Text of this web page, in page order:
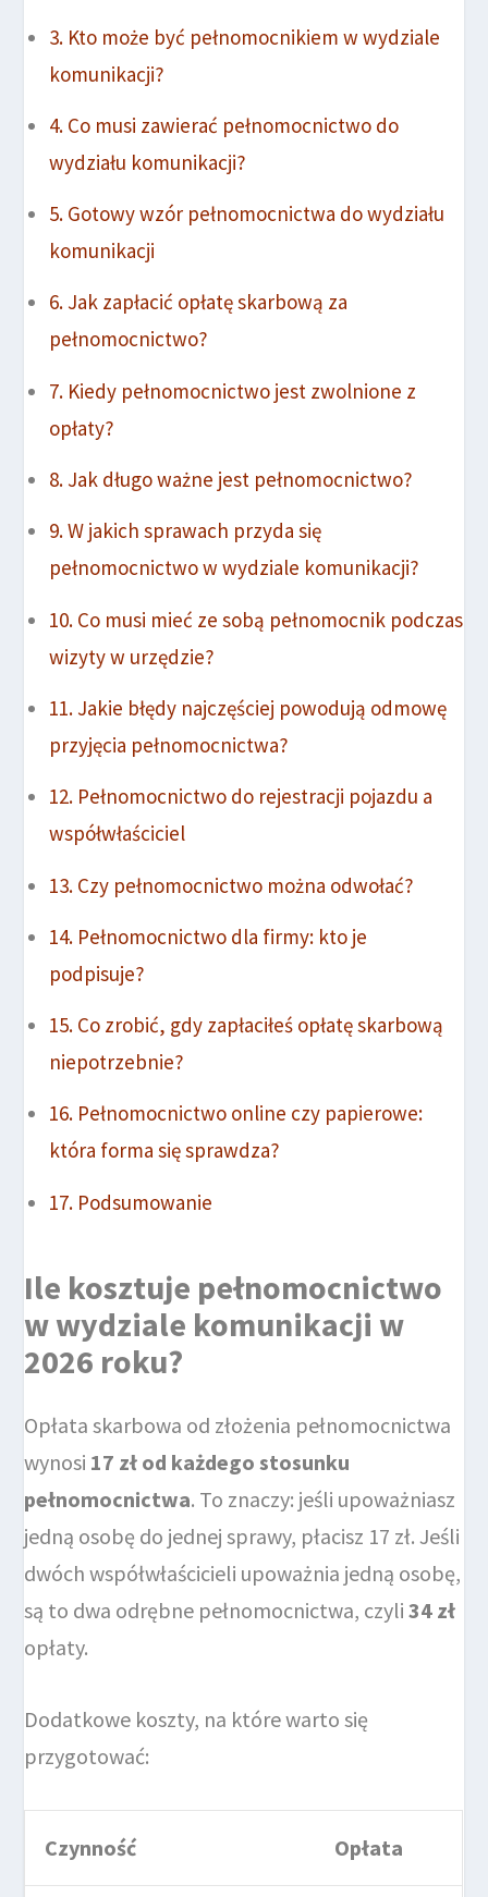
Kto może być pełnomocnikiem w wydziale
komunikacji?
Co musi zawierać pełnomocnictwo do
wydziału komunikacji?
Gotowy wzór pełnomocnictwa do wydziału
komunikacji
Jak zapłacić opłatę skarbową za
pełnomocnictwo?
Kiedy pełnomocnictwo jest zwolnione z
opłaty?
Jak długo ważne jest pełnomocnictwo?
W jakich sprawach przyda się
pełnomocnictwo w wydziale komunikacji?
Co musi mieć ze sobą pełnomocnik podczas
wizyty w urzędzie?
Jakie błędy najczęściej powodują odmowę
przyjęcia pełnomocnictwa?
Pełnomocnictwo do rejestracji pojazdu a
współwłaściciel
Czy pełnomocnictwo można odwołać?
Pełnomocnictwo dla firmy: kto je
podpisuje?
Co zrobić, gdy zapłaciłeś opłatę skarbową
niepotrzebnie?
Pełnomocnictwo online czy papierowe:
która forma się sprawdza?
Podsumowanie
Ile kosztuje pełnomocnictwo
w wydziale komunikacji w
2026 roku?
Opłata skarbowa od złożenia pełnomocnictwa
wynosi 17 zł od każdego stosunku
pełnomocnictwa. To znaczy: jeśli upoważniasz
jedną osobę do jednej sprawy, płacisz 17 zł. Jeśli
dwóch współwłaścicieli upoważnia jedną osobę,
są to dwa odrębne pełnomocnictwa, czyli34 zł
opłaty.
Dodatkowe koszty, na które warto się
przygotować:
Czynność Opłata